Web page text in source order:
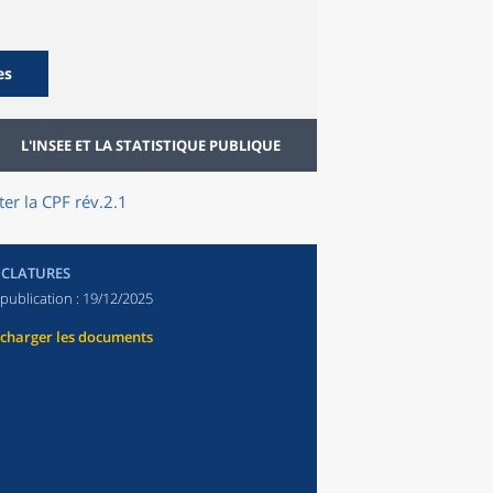
L'INSEE ET LA STATISTIQUE PUBLIQUE
la CPF rév.2.1
: 19/12/2025
les documents